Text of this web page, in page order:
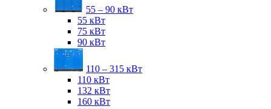
55 – 90 кВт
55 кВт
75 кВт
90 кВт
110 – 315 кВт
110 кВт
132 кВт
160 кВт